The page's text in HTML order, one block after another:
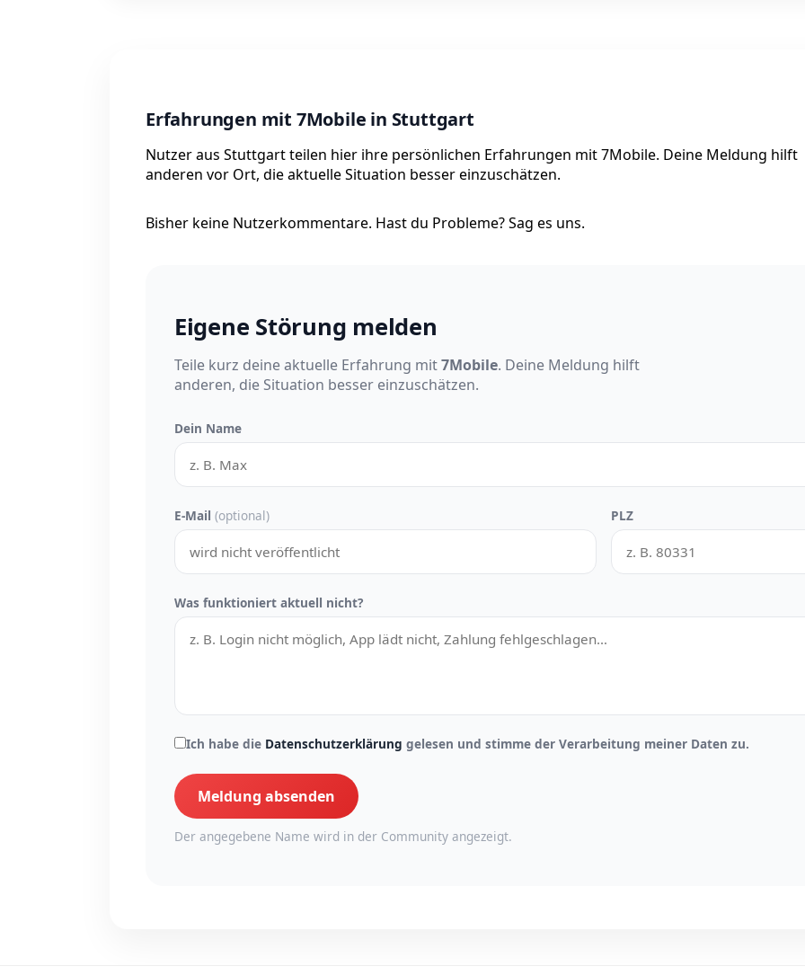
Erfahrungen mit 7Mobile in Stuttgart
Nutzer aus Stuttgart teilen hier ihre persönlichen Erfahrungen mit 7Mobile. Deine Meldung hilft
anderen vor Ort, die aktuelle Situation besser einzuschätzen.
Bisher keine Nutzerkommentare. Hast du Probleme? Sag es uns.
Eigene Störung melden
Teile kurz deine aktuelle Erfahrung mit7Mobile. Deine Meldung hilft
anderen, die Situation besser einzuschätzen.
Dein Name
E-Mail (optional) PLZ
Was funktioniert aktuell nicht?
Ich habe die Datenschutzerklärung gelesen und stimme der Verarbeitung meiner Daten zu.
Meldung absenden
Der angegebene Name wird in der Community angezeigt.